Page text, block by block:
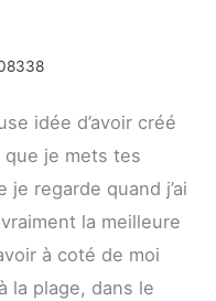
idée d’avoir créé
je mets tes
regarde quand j’ai
la meilleure
à coté de moi
la plage, dans le